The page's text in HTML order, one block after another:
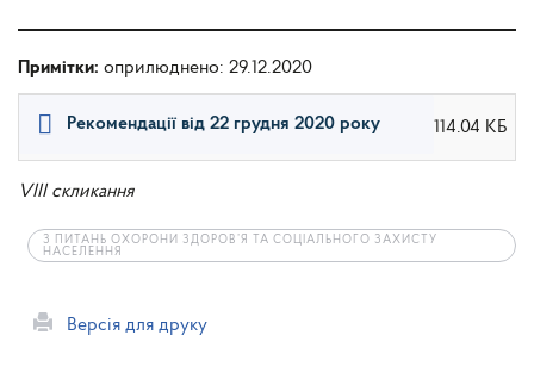
Примітки: оприлюднено: 29.12.2020
Рекомендації від 22 грудня 2020 року 114.04 КБ
VIII скликання
З ПИТАНЬ ОХОРОНИ ЗДОРОВ’Я ТА СОЦІАЛЬНОГО ЗАХИСТУ
НАСЕЛЕННЯ
Версія для друку